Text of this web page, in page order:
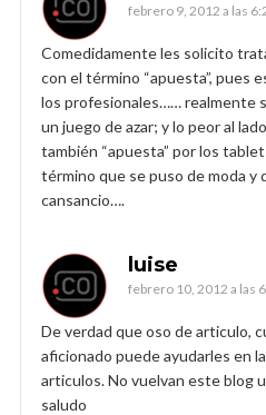
febrero 9, 2012 a las
Comedidamente les solicito
con el término “apuesta”, pues
los profesionales…… realmente
un juego de azar; y lo peor al
también “apuesta” por los
término que se puso de moda y
cansancio….
luise
febrero 10, 2012 a las
De verdad que oso de articulo,
aficionado puede ayudarles en
articulos. No vuelvan este blog
saludo